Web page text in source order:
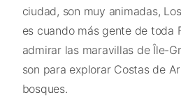
ciudad, son muy animadas,
es cuando más gente de toda
admirar las maravillas de Île-
son para explorar Costas de
bosques.